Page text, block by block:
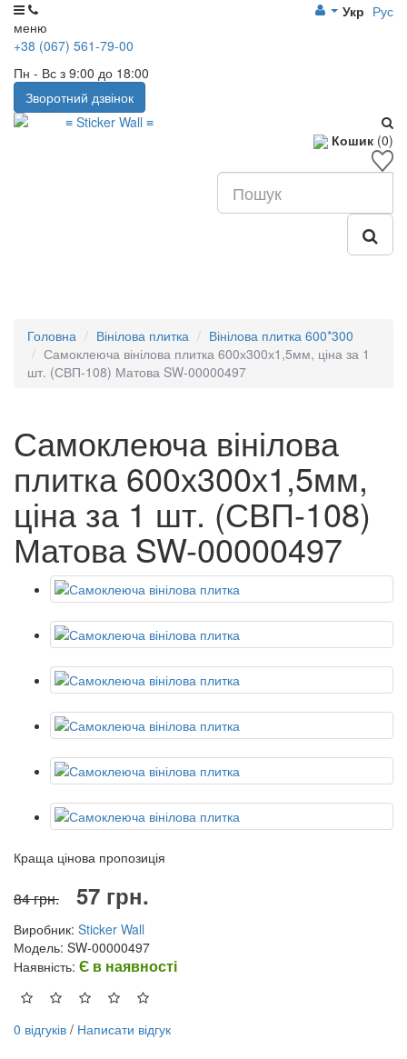
меню
Укр Рус
+38 (067) 561-79-00
Пн - Вс з 9:00 до 18:00
Зворотний дзвінок
Кошик (0)
Головна Вінілова плитка
Вінілова плитка 600*300
Самоклеюча вінілова плитка 600х300х1,5мм, ціна за 1
шт. (СВП-108) Матова SW-00000497
Самоклеюча вінілова
плитка 600х300х1,5мм,
ціна за 1 шт. (СВП-108)
Матова SW-00000497
Краща цінова пропозиція
84 грн. 57 грн.
Виробник: Sticker Wall
Модель: SW-00000497
Наявність: Є в наявності
0 відгуків / Написати відгук